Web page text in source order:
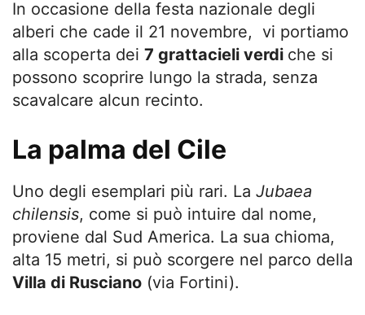
In occasione della festa nazionale degli
alberi che cade il 21 novembre, vi portiamo
alla scoperta dei 7 grattacieli verdi che si
possono scoprire lungo la strada, senza
scavalcare alcun recinto.
La palma del Cile
Uno degli esemplari più rari. La Jubaea
chilensis, come si può intuire dal nome,
proviene dal Sud America. La sua chioma,
alta 15 metri, si può scorgere nel parco della
Villa di Rusciano (via Fortini).